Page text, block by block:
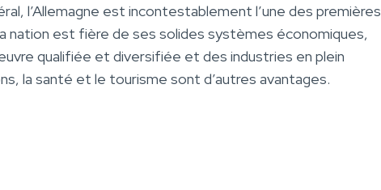
l’Allemagne est incontestablement l’une des premières
nation est fière de ses solides systèmes économiques,
qualifiée et diversifiée et des industries en plein
la santé et le tourisme sont d’autres avantages.